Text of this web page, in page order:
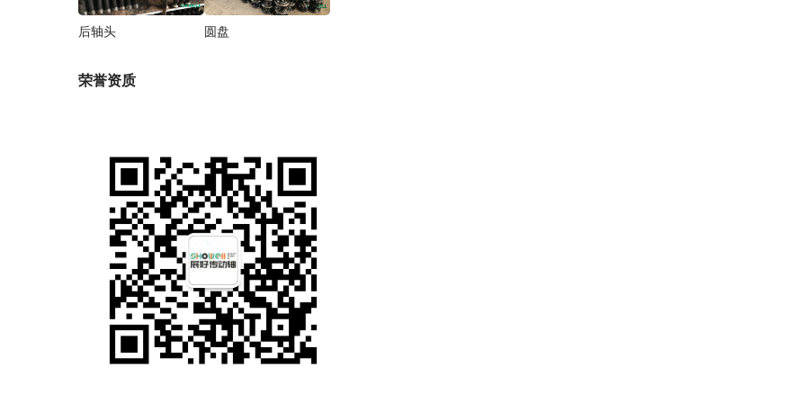
后轴头 圆盘
荣誉资质